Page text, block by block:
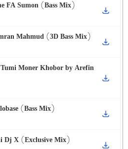
FA Sumon (Bass Mix)
Mahmud (3D Bass Mix)
Moner Khobor by Arefin
(Bass Mix)
Dj X (Exclusive Mix)